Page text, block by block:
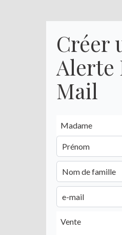
Créer
Alerte
Mail
Madame
Vente